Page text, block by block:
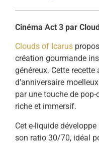
Cinéma Act 3 par
Clouds of Icarus
création gourmande
généreux. Cette
d’anniversaire
par une touche de
riche et immersif.
Cet e-liquide
son ratio 30/70, idéal